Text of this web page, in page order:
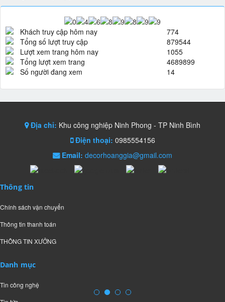
Khách truy cập hôm nay
774
Tổng số lượt truy cập
879544
Lượt xem trang hôm nay
1055
Tổng lượt xem trang
4689899
Số người đang xem
14
Địa chỉ: Khu công nghiệp Ninh Phong - TP Ninh Bình
Điện thoại: 0985554156
Email: decorhoanggia@gmail.com
Thông tin
Chính sách vận chuyển
Thông tin thanh toán
THÔNG TIN XƯỞNG
Danh mục
Tin công nghệ